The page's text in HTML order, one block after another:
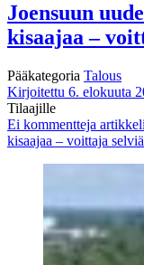
Joensuun
kisaajaa –
Pääkategoria Talous
Kirjoitettu 6. elokuuta
Tilaajille
Ei kommentteja
kisaajaa – voittaja